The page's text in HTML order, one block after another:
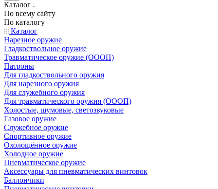
Каталог
По всему сайту
По каталогу
Каталог
Нарезное оружие
Гладкоствольное оружие
Травматическое оружие (ОООП)
Патроны
Для гладкоствольного оружия
Для нарезного оружия
Для служебного оружия
Для травматического оружия (ОООП)
Холостые, шумовые, светозвуковые
Газовое оружие
Служебное оружие
Спортивное оружие
Охолощённое оружие
Холодное оружие
Пневматическое оружие
Аксессуары для пневматических винтовок
Баллончики